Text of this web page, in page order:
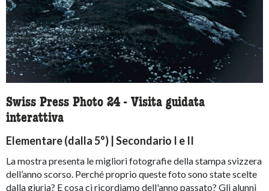
Swiss Press Photo 24 - Visita guidata
interattiva
Elementare (dalla 5°) | Secondario I e II
La mostra presenta le migliori fotografie della stampa svizzera
dell’anno scorso. Perché proprio queste foto sono state scelte
dalla giuria? E cosa ci ricordiamo dell'anno passato? Gli alunni